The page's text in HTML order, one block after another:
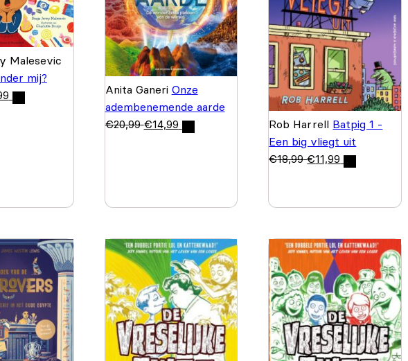
Malesevic
mij?
Anita Ganeri Onze
adembenemende aarde
€20,99 €14,99 Rob Harrell Batpig 1 -
Een big vliegt uit
€18,99 €11,99